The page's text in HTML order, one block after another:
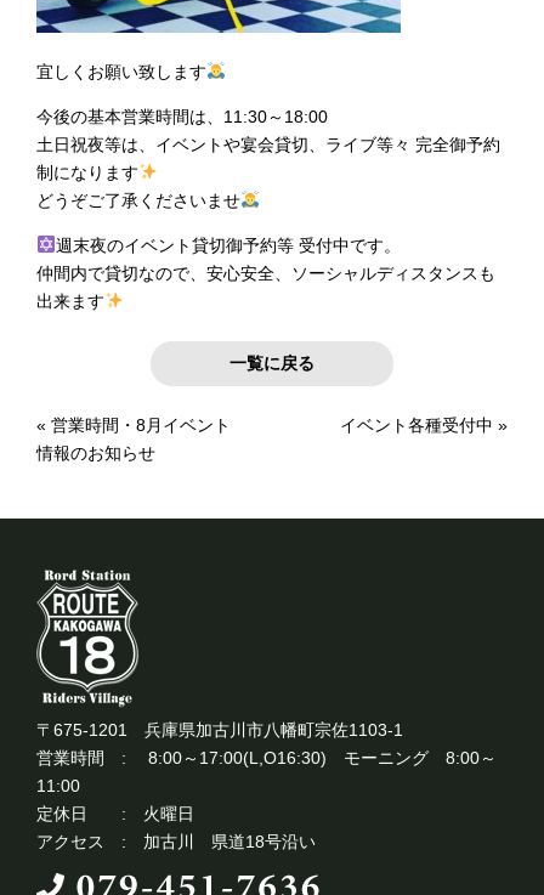
宜しくお願い致します
今後の基本営業時間は、11:30～18:00
土日祝夜等は、イベントや宴会貸切、ライブ等々 完全御予約
制になります
どうぞご了承くださいませ
週末夜のイベント貸切御予約等 受付中です。
仲間内で貸切なので、安心安全、ソーシャルディスタンスも
出来ます
一覧に戻る
« 営業時間・8月イベント
情報のお知らせ
イベント各種受付中 »
〒675-1201 兵庫県加古川市八幡町宗佐1103-1
営業時間 : 8:00～17:00(L,O16:30) モーニング 8:00～
11:00
定休日 : 火曜日
アクセス : 加古川 県道18号沿い